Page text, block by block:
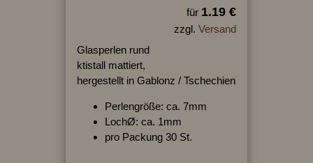
für 1.19 €
zzgl. Versand
Glasperlen rund
ktistall mattiert,
hergestellt in Gablonz / Tschechien
Perlengröße: ca. 7mm
LochØ: ca. 1mm
pro Packung 30 St.